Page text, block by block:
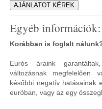
Egyéb információk:
Korábban is foglalt
Eurós áraink
változásnak megfelelően
későbbi negatív hatásainak
euróban, vagy az egy